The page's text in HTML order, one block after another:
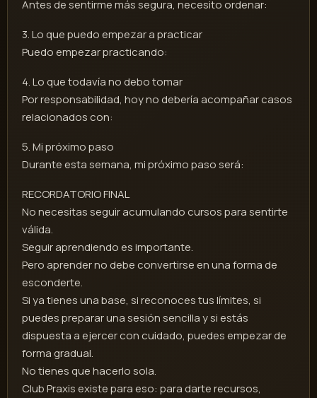
Antes de sentirme más segura, necesito ordenar:
3. Lo que puedo empezar a practicar
Puedo empezar practicando:
4. Lo que todavía no debo tomar
Por responsabilidad, hoy no debería acompañar casos
relacionados con:
5. Mi próximo paso
Durante esta semana, mi próximo paso será:
RECORDATORIO FINAL
No necesitas seguir acumulando cursos para sentirte
válida.
Seguir aprendiendo es importante.
Pero aprender no debe convertirse en una forma de
esconderte.
Si ya tienes una base, si reconoces tus límites, si
puedes preparar una sesión sencilla y si estás
dispuesta a ejercer con cuidado, puedes empezar de
forma gradual.
No tienes que hacerlo sola.
Club Praxis existe para eso: para darte recursos,